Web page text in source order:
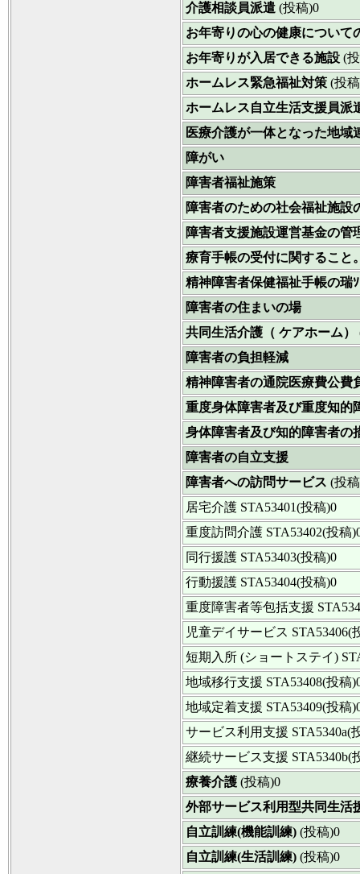
介護相談員派遣 (投稿)0
お年寄りの心の健康について
お年寄りが入居できる施設 (
ホームレス緊急福祉対策 (投
ホームレス自立生活支援員派
医療介護が一体となった地域
障がい
障害者福祉施策
障害者のための社会福祉施設
障害者支援施設運営基金の管
療育手帳の受付に関すること
精神障害者保健福祉手帳の瑞
障害者の住まいの場
共同生活介護（ ケアホーム）
障害者の負担軽減
精神障害者の通院医療費公費
重度身体障害者及び重度知的
身体障害者及び知的障害者の
障害者の自立支援
障害者への訪問サービス (投
居宅介護 STA53401(投稿)0
重度訪問介護 STA53402(投稿
同行援護 STA53403(投稿)0
行動援護 STA53404(投稿)0
重度障害者等包括支援
児童デイサービス STA53406(
短期入所 (ショートステイ)
地域移行支援 STA53408(投稿
地域定着支援 STA53409(投稿
サービス利用支援 STA5340a(
継続サービス支援 STA5340b(
療養介護 (投稿)0
外部サービス利用型共同生活
自立訓練(機能訓練) (投稿)0
自立訓練(生活訓練) (投稿)0